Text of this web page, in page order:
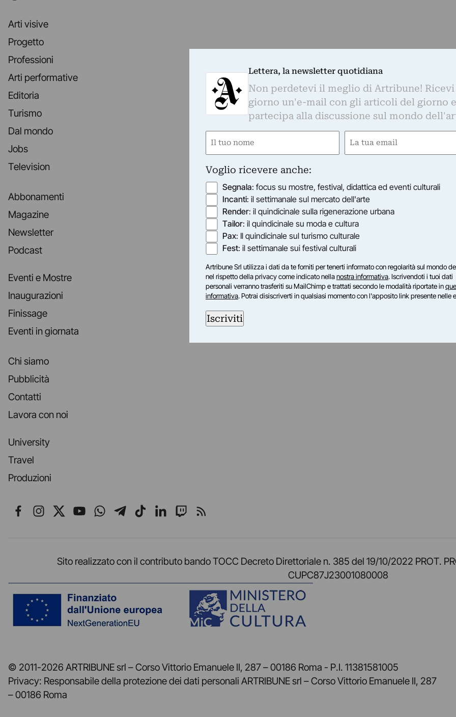
Arti visive
Progetto
Professioni
Arti performative
Editoria
Turismo
Dal mondo
Jobs
Television
Abbonamenti
Magazine
Newsletter
Podcast
Eventi e Mostre
Inaugurazioni
Finissage
Eventi in giornata
Chi siamo
Pubblicità
Contatti
Lavora con noi
University
Travel
Produzioni
Seguici su Facebook
Seguici su Instagram
Seguici su X
Seguici su YouTube
Seguici su WhatsApp
Seguici su Telegram
Seguici su TikTok
Seguici su LinkedIn
Seguici su Twitch
Seguici su Rss
Sito realizzato con il contributo bando TOCC Decreto Direttoriale n. 385 del 19/10/2022 PROT.
CUPC87J23001080008
© 2011-2026 ARTRIBUNE srl – Corso Vittorio Emanuele II, 287 – 00186 Roma - P.I. 11381581005
Privacy: Responsabile della protezione dei dati personali ARTRIBUNE srl – Corso Vittorio Emanuele II, 287
– 00186 Roma
Lettera, la newsletter quotidiana
Non perdetevi il meglio di Artribune!
giorno un'e-mail con gli articoli del giorno
partecipa alla discussione sul mondo
Nome
Email
Voglio ricevere anche:
Segnala: focus su mostre, festival, didattica ed eventi culturali
Incanti: il settimanale sul mercato dell'arte
Render: il quindicinale sulla rigenerazione urbana
Tailor: il quindicinale su moda e cultura
Pax: Il quindicinale sul turismo culturale
Fest: il settimanale sui festival culturali
Artribune Srl utilizza i dati da te forniti per tenerti informato con regolarità sul mondo
nel rispetto della privacy come indicato nellanostra informativa. Iscrivendoti i tuoi dati
personali verranno trasferiti su MailChimp e trattati secondo le modalità riportate in
informativa. Potrai disiscriverti in qualsiasi momento con l'apposito link presente nelle
Iscriviti